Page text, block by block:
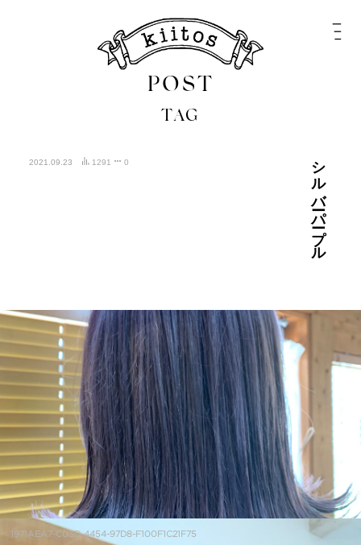
POST
TAG
2021.09.23 1291 0 シルバーパープル
1971AEA7-C03D-4454-97D8-F100F1C21F75